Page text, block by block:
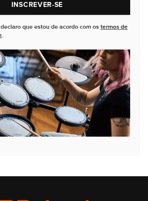
INSCREVER-SE
que estou de acordo com os termos de
.